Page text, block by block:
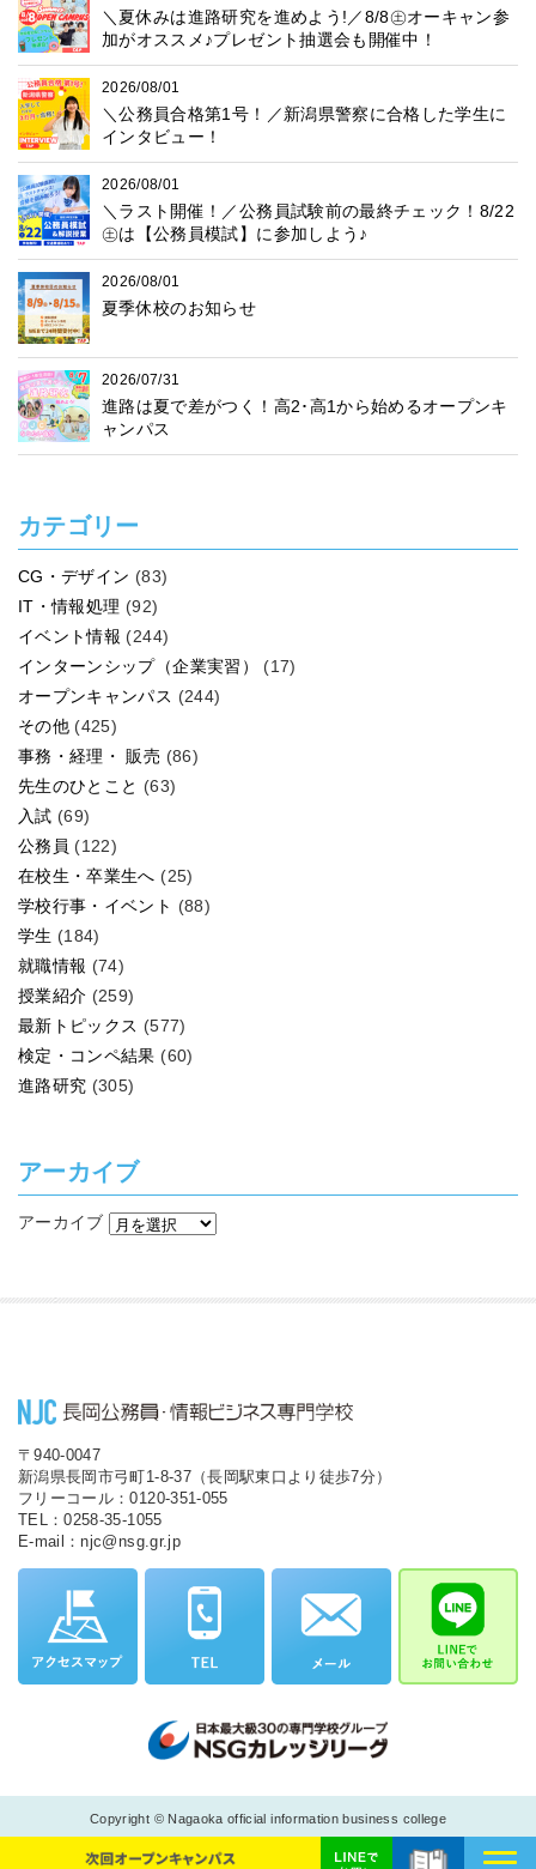
＼夏休みは進路研究を進めよう!／8/8㊏オーキャン参
加がオススメ♪プレゼント抽選会も開催中！
2026/08/01
＼公務員合格第1号！／新潟県警察に合格した学生に
インタビュー！
2026/08/01
＼ラスト開催！／公務員試験前の最終チェック！8/22
㊏は【公務員模試】に参加しよう♪
2026/08/01
夏季休校のお知らせ
2026/07/31
進路は夏で差がつく！高2･高1から始めるオープンキ
ャンパス
カテゴリー
CG・デザイン (83)
IT・情報処理 (92)
イベント情報 (244)
インターンシップ（企業実習）
(17)
オープンキャンパス (244)
その他 (425)
事務・経理・ 販売 (86)
先生のひとこと (63)
入試 (69)
公務員 (122)
在校生・卒業生へ (25)
学校行事・イベント (88)
学生 (184)
就職情報 (74)
授業紹介 (259)
最新トピックス (577)
検定・コンペ結果 (60)
進路研究 (305)
アーカイブ
アーカイブ
〒940-0047
新潟県長岡市弓町1-8-37（長岡駅東口より徒歩7分）
フリーコール：0120-351-055
TEL：0258-35-1055
E-mail：njc@nsg.gr.jp
Copyright © Nagaoka official information business college